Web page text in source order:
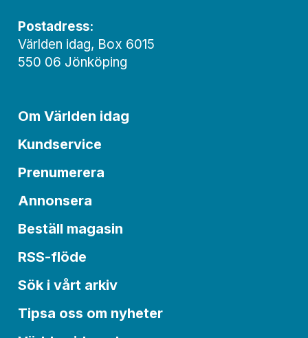
Postadress:
Världen idag, Box 6015
550 06 Jönköping
Om Världen idag
Kundservice
Prenumerera
Annonsera
Beställ magasin
RSS-flöde
Sök i vårt arkiv
Tipsa oss om nyheter